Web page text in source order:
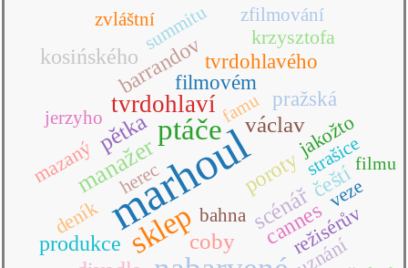
marhoul
sklep
ptáče
manažer
tvrdohlaví
coby
pětka
scénář
václav
barrandov
cannes
kosińského
poroty
produkce
čeští
filmovém
pražská
tvrdohlavého
deník
jakožto
krzysztofa
mazaný
režisérův
uznání
bahna
herec
jerzyho
strašice
summitu
veze
zfilmování
zvláštní
famu
filmu